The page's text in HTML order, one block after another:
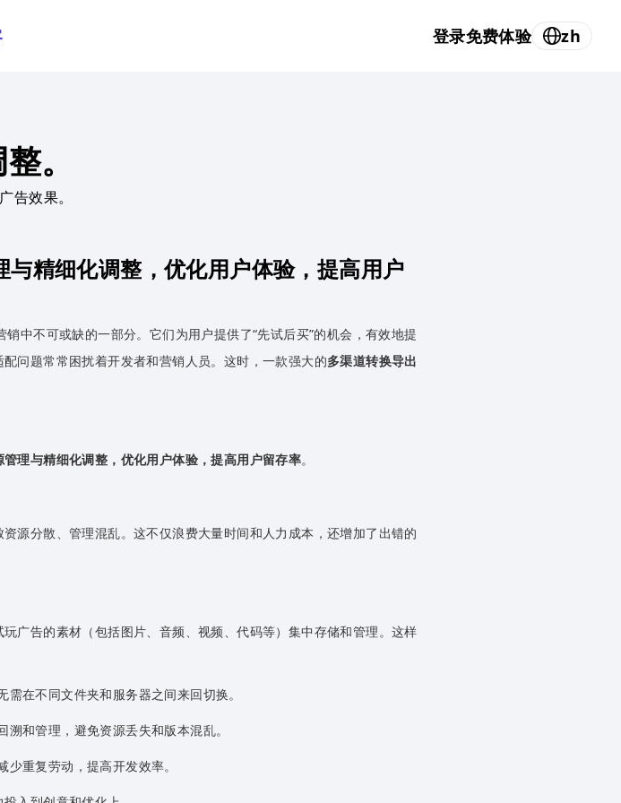
登录免费体验 zh
。
告效果。
精细化调整，优化用户体验，提高用户
中不可或缺的一部分。它们为用户提供了“先试后买”的机会，有效地提
问题常常困扰着开发者和营销人员。这时，一款强大的多渠道转换导出
管理与精细化调整，优化用户体验，提高用户留存率。
源分散、管理混乱。这不仅浪费大量时间和人力成本，还增加了出错的
玩广告的素材（包括图片、音频、视频、代码等）集中存储和管理。这样
在不同文件夹和服务器之间来回切换。
和管理，避免资源丢失和版本混乱。
重复劳动，提高开发效率。